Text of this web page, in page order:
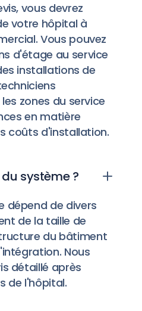
vous devrez
votre hôpital à
Vous pouvez
d'étage au service
installations de
zones du service
en matière
coûts d'installation.
système ?
dépend de divers
de la taille de
du bâtiment
Nous
détaillé après
de l'hôpital.